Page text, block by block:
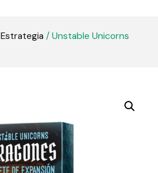
Estrategia / Unstable Unicorns